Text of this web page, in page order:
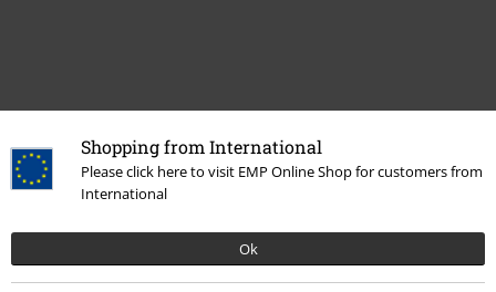
Shopping from International
Please click here to visit EMP Online Shop for customers from
International
Ok
Mehr Kategorien. Mehr Möglichkeiten.